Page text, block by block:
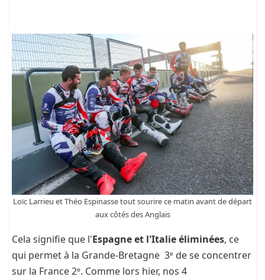
Loïc Larrieu et Théo Espinasse tout sourire ce matin avant de départ
aux côtés des Anglais
Cela signifie que l'Espagne et l'Italie éliminées, ce
qui permet à la Grande-Bretagne 3ᵉ de se concentrer
sur la France 2ᵉ. Comme lors hier, nos 4